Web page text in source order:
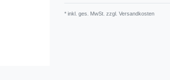
* inkl. ges. MwSt. zzgl. Versandkosten